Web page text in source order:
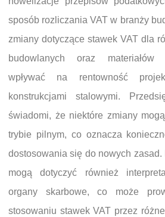
sposób rozliczania VAT w branży
zmiany dotyczące stawek VAT dla
budowlanych oraz materiałów
wpływać na rentowność
konstrukcjami stalowymi.
świadomi, że niektóre zmiany
trybie pilnym, co oznacza
dostosowania się do nowych zasad.
mogą dotyczyć również
organy skarbowe, co może
stosowaniu stawek VAT przez